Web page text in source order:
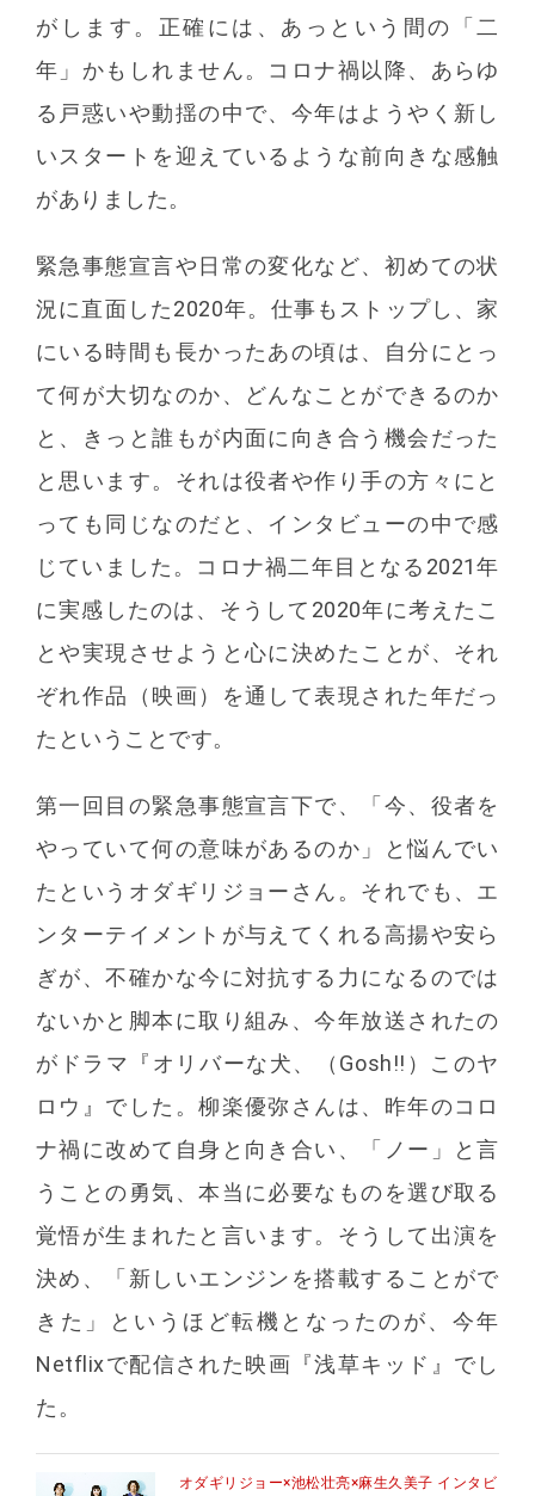
がします。正確には、あっという間の「二
年」かもしれません。コロナ禍以降、あらゆ
る戸惑いや動揺の中で、今年はようやく新し
いスタートを迎えているような前向きな感触
がありました。
緊急事態宣言や日常の変化など、初めての状
況に直面した2020年。仕事もストップし、家
にいる時間も長かったあの頃は、自分にとっ
て何が大切なのか、どんなことができるのか
と、きっと誰もが内面に向き合う機会だった
と思います。それは役者や作り手の方々にと
っても同じなのだと、インタビューの中で感
じていました。コロナ禍二年目となる2021年
に実感したのは、そうして2020年に考えたこ
とや実現させようと心に決めたことが、それ
ぞれ作品（映画）を通して表現された年だっ
たということです。
第一回目の緊急事態宣言下で、「今、役者を
やっていて何の意味があるのか」と悩んでい
たというオダギリジョーさん。それでも、エ
ンターテイメントが与えてくれる高揚や安ら
ぎが、不確かな今に対抗する力になるのでは
ないかと脚本に取り組み、今年放送されたの
がドラマ『オリバーな犬、（Gosh!!）このヤ
ロウ』でした。柳楽優弥さんは、昨年のコロ
ナ禍に改めて自身と向き合い、「ノー」と言
うことの勇気、本当に必要なものを選び取る
覚悟が生まれたと言います。そうして出演を
決め、「新しいエンジンを搭載することがで
きた」というほど転機となったのが、今年
Netflixで配信された映画『浅草キッド』でし
た。
オダギリジョー×池松壮亮×麻生久美子 インタビ